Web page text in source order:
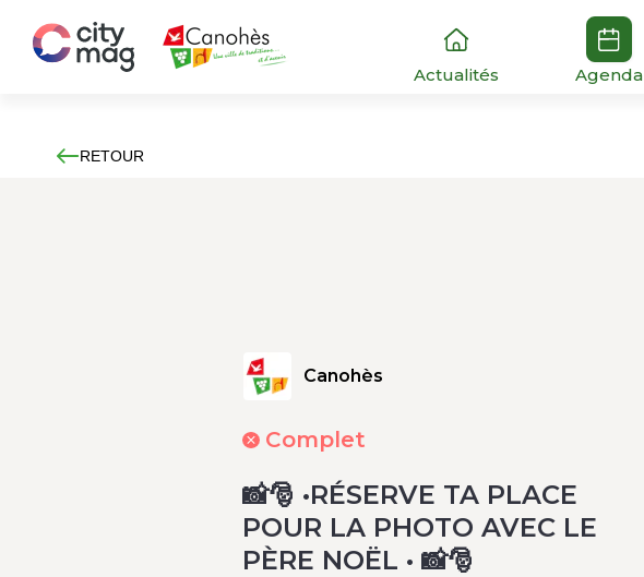
Actualités Agenda
RETOUR
Canohès
Complet
📸🎅 •RÉSERVE TA PLACE
POUR LA PHOTO AVEC LE
PÈRE NOËL • 📸🎅